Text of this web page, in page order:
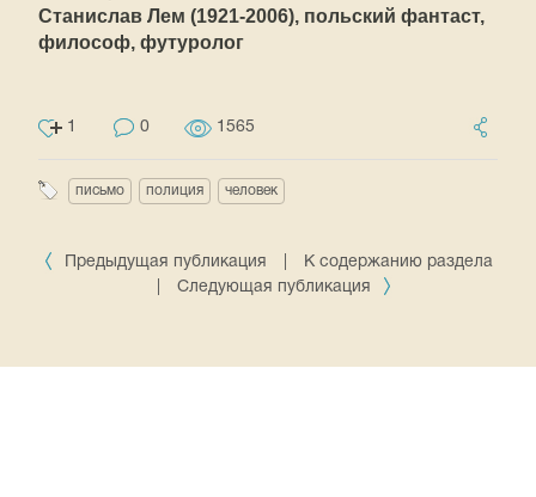
Станислав Лем (1921-2006), польский фантаст,
философ, футуролог
1 0 1565
письмо полиция человек
Предыдущая публикация
К содержанию раздела
Следующая публикация